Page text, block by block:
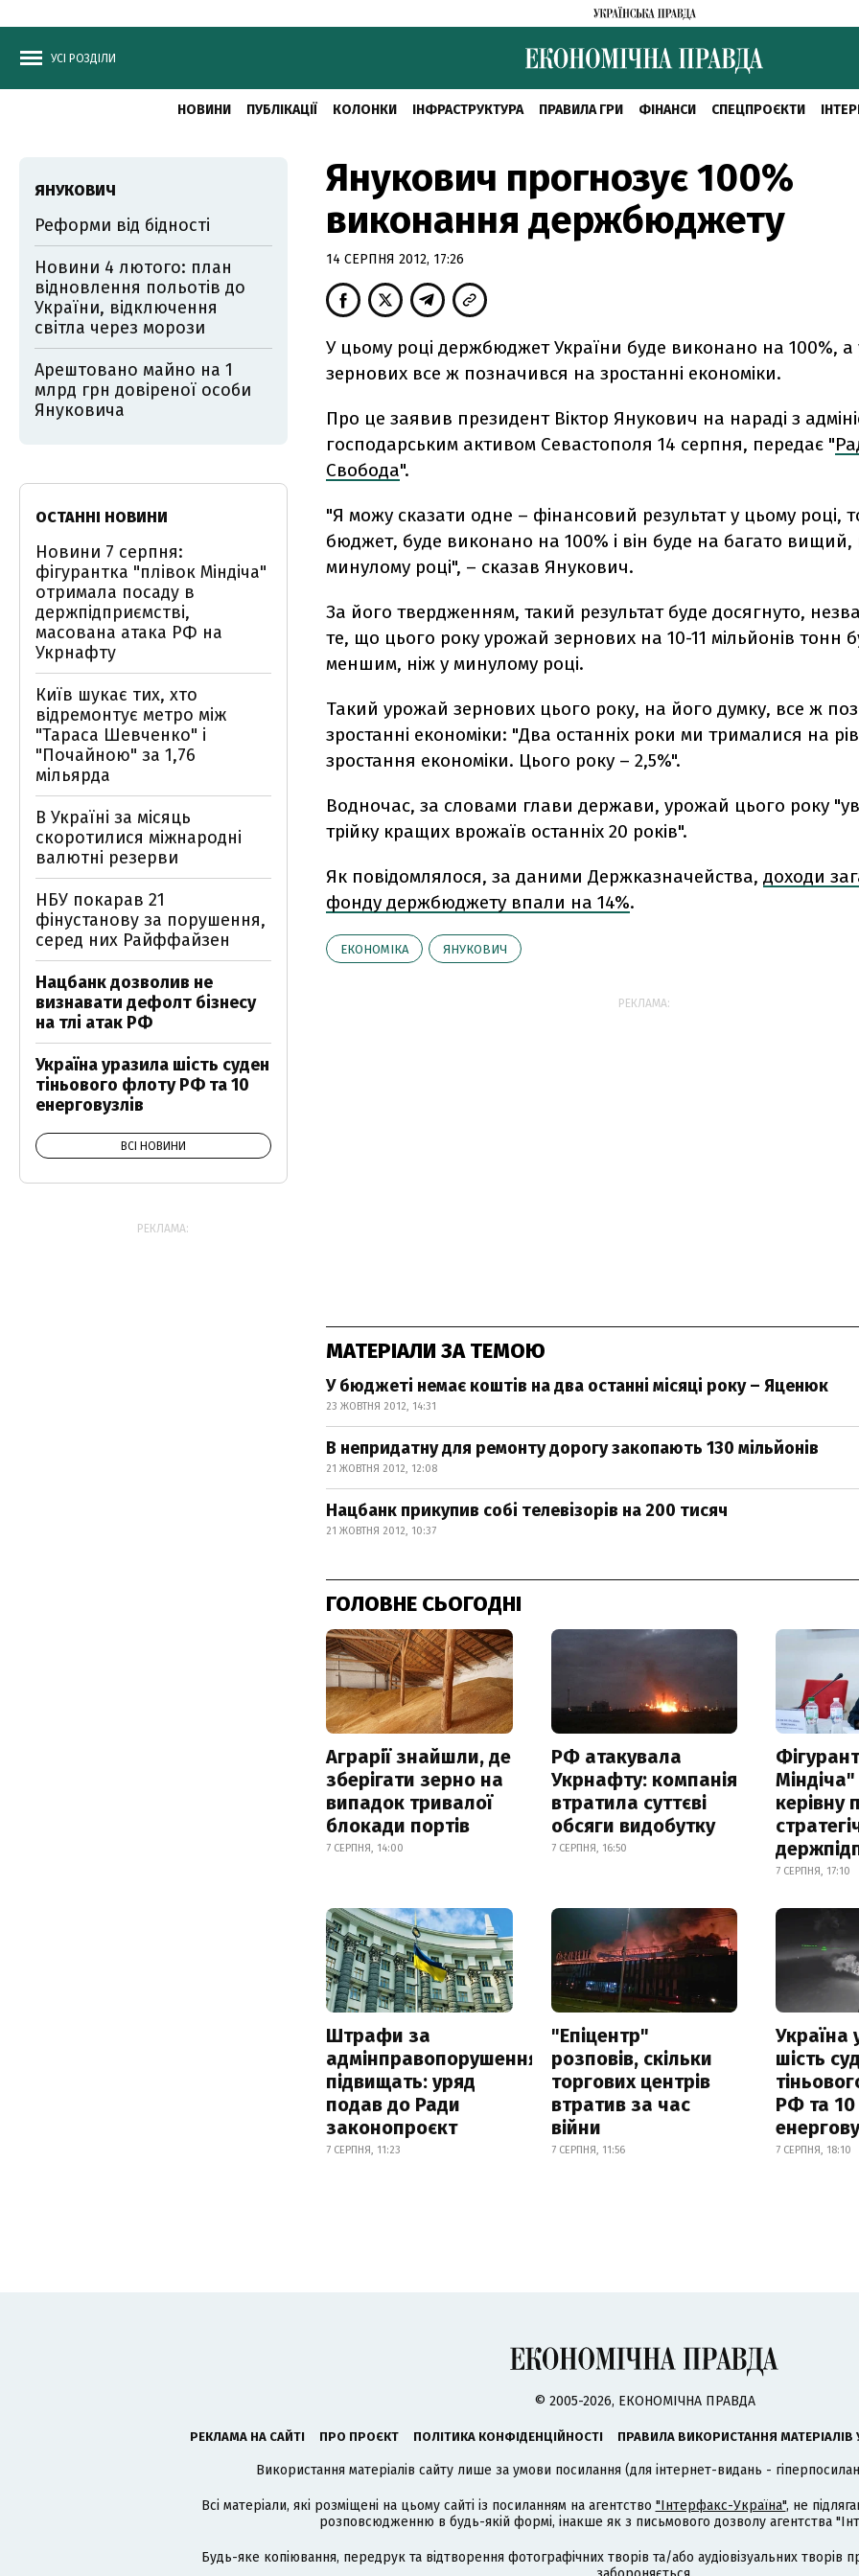
УСІ РОЗДІЛИ
НОВИНИ ПУБЛІКАЦІЇ КОЛОНКИ ІНФРАСТРУКТУРА ПРАВИЛА ГРИ ФІНАНСИ СПЕЦПРОЄКТИ
Янукович прогнозує 100%
виконання держбюджету
14 СЕРПНЯ 2012, 17:26
У цьому році держбюджет України буде виконано на 100%,
зернових все ж позначився на зростанні економіки.
Про це заявив президент Віктор Янукович на нараді з
господарським активом Севастополя 14 серпня, передає "
Свобода".
"Я можу сказати одне – фінансовий результат у цьому році,
бюджет, буде виконано на 100% і він буде на багато вищий,
минулому році", – сказав Янукович.
За його твердженням, такий результат буде досягнуто,
те, що цього року урожай зернових на 10-11 мільйонів тонн
меншим, ніж у минулому році.
Такий урожай зернових цього року, на його думку, все ж
зростанні економіки: "Два останніх роки ми трималися на
зростання економіки. Цього року – 2,5%".
Водночас, за словами глави держави, урожай цього року
трійку кращих врожаїв останніх 20 років".
Як повідомлялося, за даними Держказначейства, доходи
фонду держбюджету впали на 14%.
ЕКОНОМІКА ЯНУКОВИЧ
РЕКЛАМА:
МАТЕРІАЛИ ЗА ТЕМОЮ
У бюджеті немає коштів на два останні місяці року – Яценюк
23 ЖОВТНЯ 2012, 14:31
В непридатну для ремонту дорогу закопають 130 мільйонів
21 ЖОВТНЯ 2012, 12:08
Нацбанк прикупив собі телевізорів на 200 тисяч
21 ЖОВТНЯ 2012, 10:37
ГОЛОВНЕ СЬОГОДНІ
Аграрії знайшли, де
зберігати зерно на
випадок тривалої
блокади портів
7 СЕРПНЯ, 14:00
РФ атакувала
Укрнафту: компанія
втратила суттєві
обсяги видобутку
7 СЕРПНЯ, 16:50
керівну
7 СЕРПНЯ, 17:10
Штрафи за
адмінправопорушення
підвищать: уряд
подав до Ради
законопроєкт
7 СЕРПНЯ, 11:23
"Епіцентр"
розповів, скільки
торгових центрів
втратив за час
війни
7 СЕРПНЯ, 11:56
Україна
шість
РФ та 10
7 СЕРПНЯ, 18:10
ЯНУКОВИЧ
Реформи від бідності
Новини 4 лютого: план
відновлення польотів до
України, відключення
світла через морози
Арештовано майно на 1
млрд грн довіреної особи
Януковича
ОСТАННІ НОВИНИ
Новини 7 серпня:
фігурантка "плівок Міндіча"
отримала посаду в
держпідприємстві,
масована атака РФ на
Укрнафту
Київ шукає тих, хто
відремонтує метро між
"Тараса Шевченко" і
"Почайною" за 1,76
мільярда
В Україні за місяць
скоротилися міжнародні
валютні резерви
НБУ покарав 21
фінустанову за порушення,
серед них Райффайзен
Нацбанк дозволив не
визнавати дефолт бізнесу
на тлі атак РФ
Україна уразила шість суден
тіньового флоту РФ та 10
енерговузлів
ВСІ НОВИНИ
РЕКЛАМА:
© 2005-2026, ЕКОНОМІЧНА ПРАВДА
РЕКЛАМА НА САЙТІ ПРО ПРОЄКТ ПОЛІТИКА КОНФІДЕНЦІЙНОСТІ ПРАВИЛА ВИКОРИСТАННЯ МАТЕРІАЛІВ
Використання матеріалів сайту лише за умови посилання (для інтернет-видань -
Всі матеріали, які розміщені на цьому сайті із посиланням на агентство "Інтерфакс-Україна", не
розповсюдженню в будь-якій формі, інакше як з письмового дозволу агентства
Будь-яке копіювання, передрук та відтворення фотографічних творів та/або аудіовізуальних